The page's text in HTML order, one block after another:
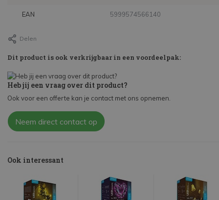
EAN 5999574566140
Delen
Dit product is ook verkrijgbaar in een voordeelpak:
Heb jij een vraag over dit product?
Ook voor een offerte kan je contact met ons opnemen.
Neem direct contact op
Ook interessant